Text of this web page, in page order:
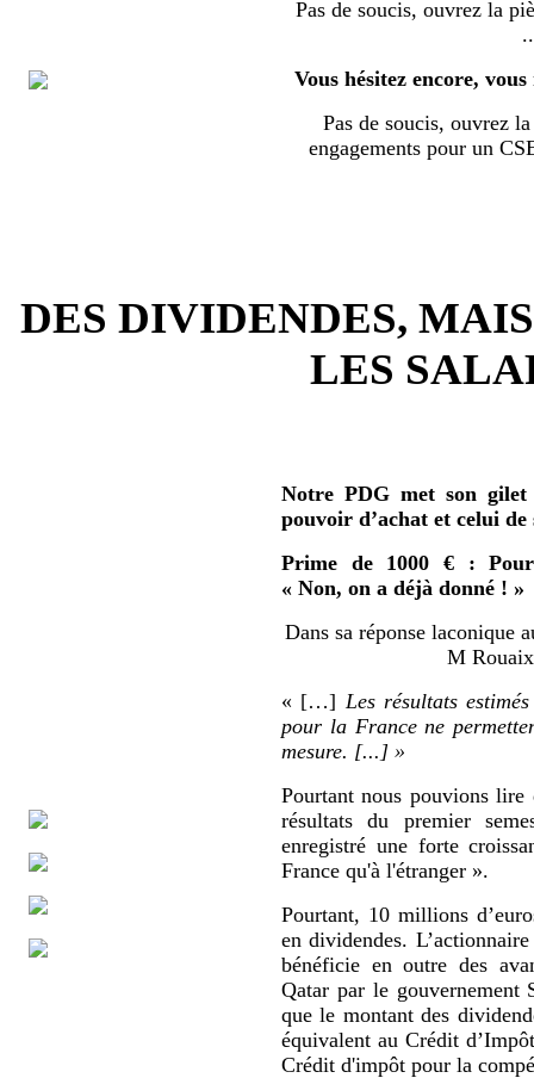
Pas de soucis, ouvrez la
Vous hésitez encore,
Pas de soucis, ouvrez
engagements pour un
DES DIVIDENDES,
LES
Notre PDG met son
pouvoir d’achat et celui de
Prime de 1000 € :
« Non, on a déjà donné ! »
Dans sa réponse laconique
M
« […] Les résultats
pour la France ne
mesure. [...] »
Pourtant nous pouvions lire
résultats du premier
enregistré une forte
France qu'à l'étranger ».
Pourtant, 10 millions
en dividendes.
bénéficie en outre des
Qatar par le gouvernement
que le montant des
équivalent au Crédit
Crédit d'impôt pour la